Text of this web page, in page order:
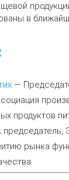
в
—
продуктов
председатель,
рынка